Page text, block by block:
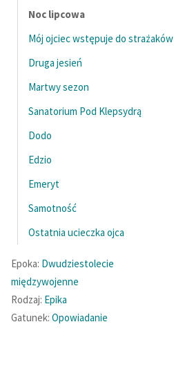
Feministyczne inspiracje.
Popularyzacja
feministycznej
twórców przechodzących
do domeny publicznej,
Starego Testamentu
Szkoła Poezji Wolnych
Lektur
O nas
Kontakt
Noc lipcowa
Mój ojciec wstępuje do strażaków
Druga jesień
Martwy sezon
Sanatorium Pod Klepsydrą
Dodo
Edzio
Emeryt
Samotność
Ostatnia ucieczka ojca
Epoka: Dwudziestolecie
międzywojenne
Rodzaj: Epika
Gatunek: Opowiadanie